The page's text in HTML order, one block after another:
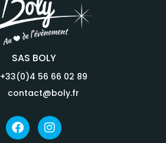
SAS BOLY
+33(0)4 56 66 02 89
contact@boly.fr